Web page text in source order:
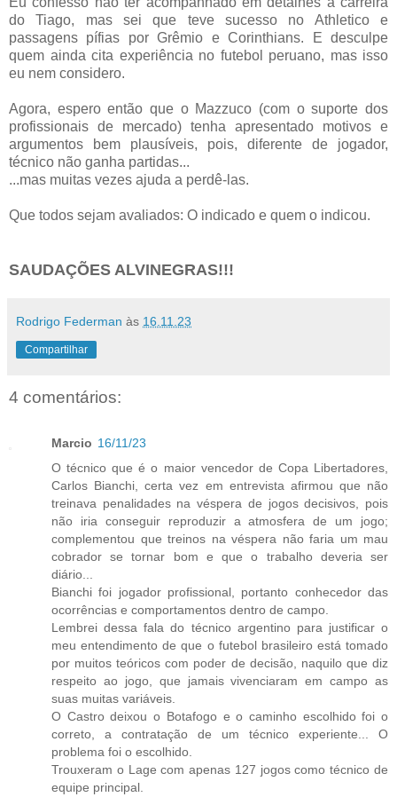
do Tiago, mas sei que teve sucesso no Athletico e
passagens pífias por Grêmio e Corinthians. E desculpe
quem ainda cita experiência no futebol peruano, mas isso
eu nem considero.
Agora, espero então que o Mazzuco (com o suporte dos
profissionais de mercado) tenha apresentado motivos e
argumentos bem plausíveis, pois, diferente de jogador,
técnico não ganha partidas...
...mas muitas vezes ajuda a perdê-las.
Que todos sejam avaliados: O indicado e quem o indicou.
SAUDAÇÕES ALVINEGRAS!!!
Rodrigo Federman às 16.11.23
Compartilhar
4 comentários:
Marcio 16/11/23
O técnico que é o maior vencedor de Copa Libertadores,
Carlos Bianchi, certa vez em entrevista afirmou que não
treinava penalidades na véspera de jogos decisivos, pois
não iria conseguir reproduzir a atmosfera de um jogo;
complementou que treinos na véspera não faria um mau
cobrador se tornar bom e que o trabalho deveria ser
diário...
Bianchi foi jogador profissional, portanto conhecedor das
ocorrências e comportamentos dentro de campo.
Lembrei dessa fala do técnico argentino para justificar o
meu entendimento de que o futebol brasileiro está tomado
por muitos teóricos com poder de decisão, naquilo que diz
respeito ao jogo, que jamais vivenciaram em campo as
suas muitas variáveis.
O Castro deixou o Botafogo e o caminho escolhido foi o
correto, a contratação de um técnico experiente... O
problema foi o escolhido.
Trouxeram o Lage com apenas 127 jogos como técnico de
equipe principal.